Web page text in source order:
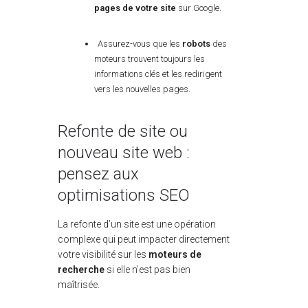
pages de votre site sur Google.
Assurez-vous que les robots des
moteurs trouvent toujours les
informations clés et les redirigent
vers les nouvelles pages.
Refonte de site ou
nouveau site web :
pensez aux
optimisations SEO
La refonte d’un site est une opération
complexe qui peut impacter directement
votre visibilité sur les moteurs de
recherche si elle n’est pas bien
maîtrisée.